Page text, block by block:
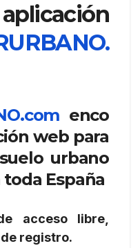
enco
web para
urbano
España
acceso libre,
registro.